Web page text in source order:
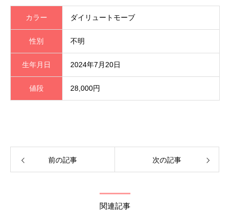
カラー ダイリュートモーブ
性別 不明
生年月日 2024年7月20日
値段 28,000円
前の記事 次の記事
関連記事